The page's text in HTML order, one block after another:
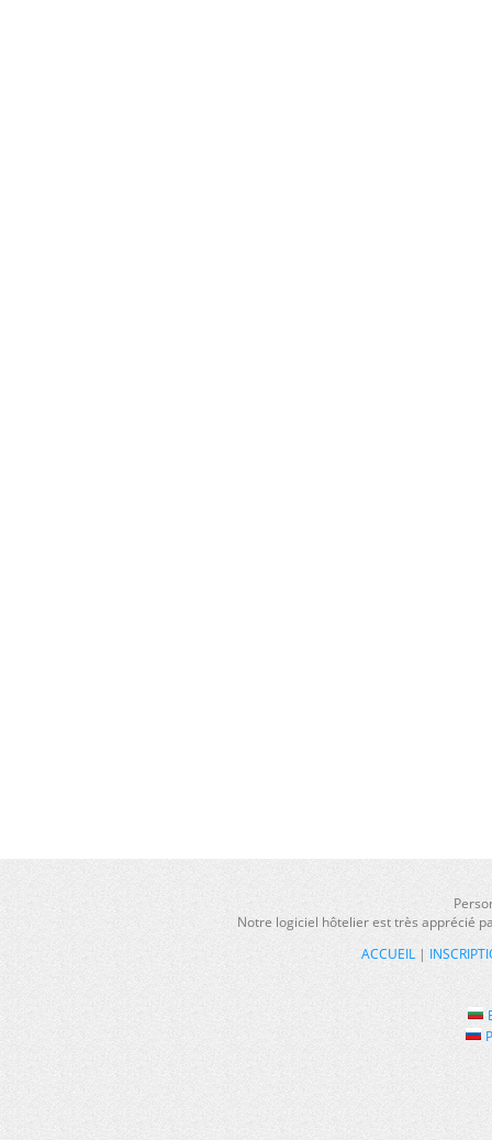
Notre logiciel hôtelier est très apprécié
ACCUEIL|